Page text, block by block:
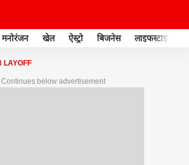
मनोरंजन खेल ऐस्ट्रो बिजनेस लाइफस्टाइल
LAYOFF
Continues below advertisement